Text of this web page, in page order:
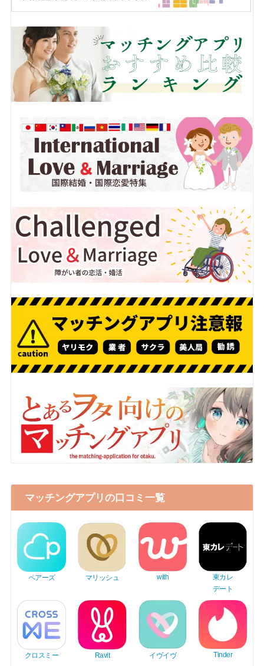
マッチングアプリの口コミ一覧
ペアーズ マリッシュ with
東カレ
デート
クロスミー Ravit イヴイヴ Tinder